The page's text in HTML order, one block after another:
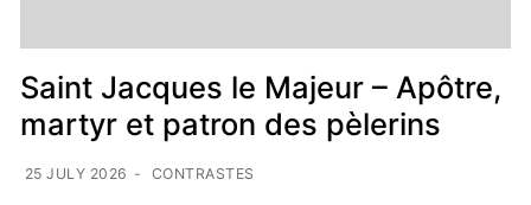
Saint Jacques le Majeur – Apôtre,
martyr et patron des pèlerins
25 JULY 2026 - CONTRASTES